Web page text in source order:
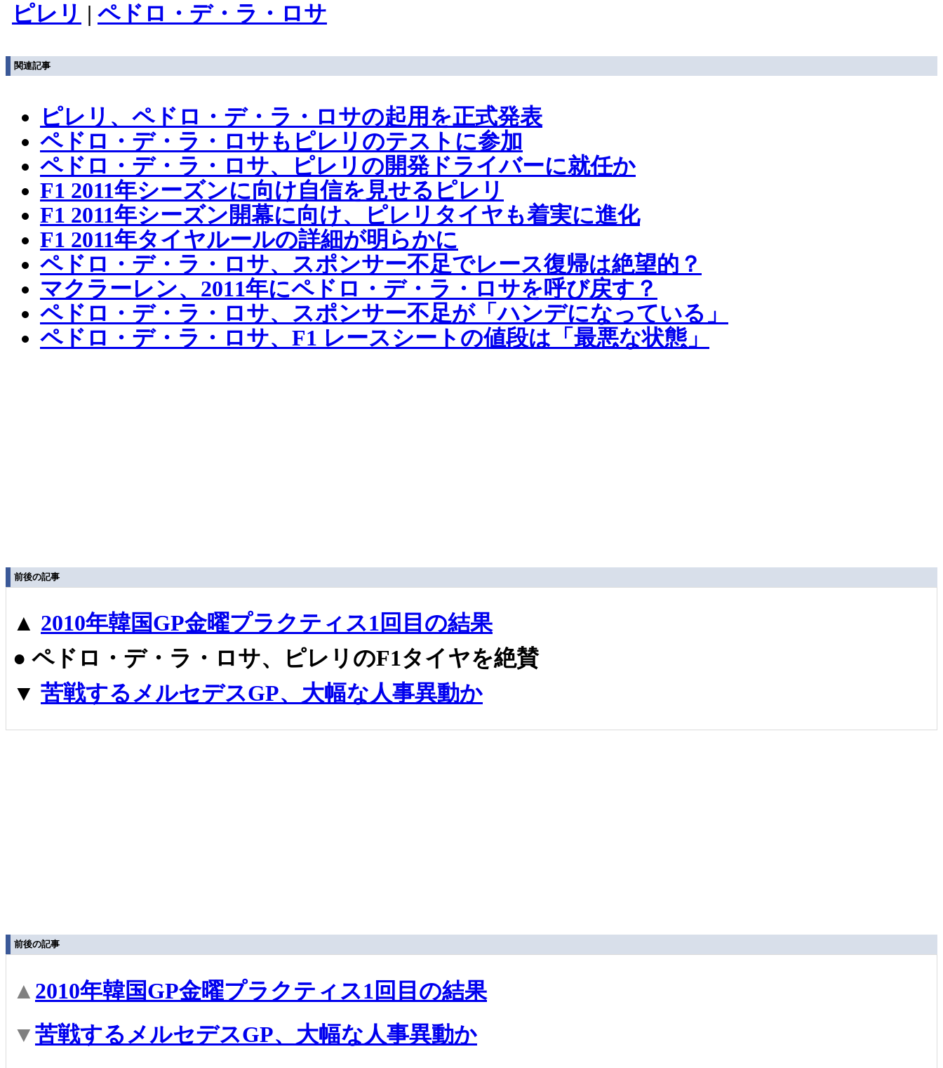
ピレリ | ペドロ・デ・ラ・ロサ
関連記事
ピレリ、ペドロ・デ・ラ・ロサの起用を正式発表
ペドロ・デ・ラ・ロサもピレリのテストに参加
ペドロ・デ・ラ・ロサ、ピレリの開発ドライバーに就任か
F1 2011年シーズンに向け自信を見せるピレリ
F1 2011年シーズン開幕に向け、ピレリタイヤも着実に進化
F1 2011年タイヤルールの詳細が明らかに
ペドロ・デ・ラ・ロサ、スポンサー不足でレース復帰は絶望的？
マクラーレン、2011年にペドロ・デ・ラ・ロサを呼び戻す？
ペドロ・デ・ラ・ロサ、スポンサー不足が「ハンデになっている」
ペドロ・デ・ラ・ロサ、F1 レースシートの値段は「最悪な状態」
前後の記事
▲ 2010年韓国GP金曜プラクティス1回目の結果
● ペドロ・デ・ラ・ロサ、ピレリのF1タイヤを絶賛
▼ 苦戦するメルセデスGP、大幅な人事異動か
前後の記事
▲ 2010年韓国GP金曜プラクティス1回目の結果
▼苦戦するメルセデスGP、大幅な人事異動か